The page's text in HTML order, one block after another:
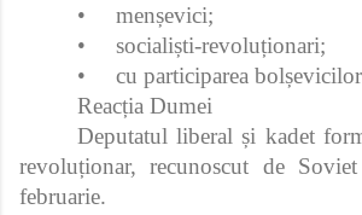
•
menșevici;
•
socialiști-revoluționari;
•
cu participarea
Reacția Dumei
Deputatul liberal și kadet
revoluționar, recunoscut de
februarie.